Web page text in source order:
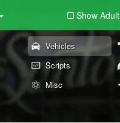
Show Adult
Vehicles
Scripts
Misc